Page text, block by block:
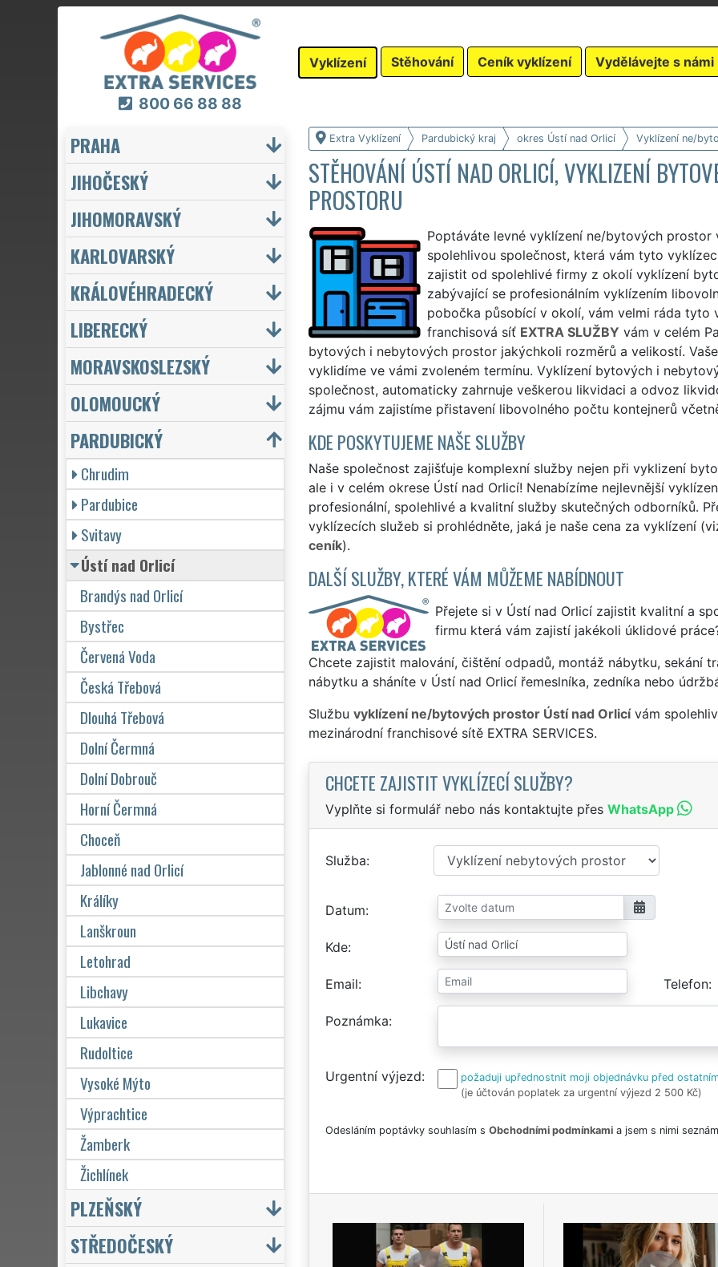
800 66 88 88
Vyklízení Stěhování Ceník vyklízení Vydělávejte s námi
Extra Vyklízení Pardubický kraj okres Ústí nad Orlicí Vyklízení ne/
STĚHOVÁNÍ ÚSTÍ NAD ORLICÍ, VYKLIZENÍ
PROSTORU
Poptáváte levné vyklízení ne/bytových
spolehlivou společnost, která vám tyto
zajistit od spolehlivé firmy z okolí vyklízení
zabývající se profesionálním vyklízením
pobočka působící v okolí, vám velmi ráda tyto
franchisová síť EXTRA SLUŽBY vám v celém
bytových i nebytových prostor jakýchkoli rozměrů a velikostí.
vyklidíme ve vámi zvoleném termínu. Vyklízení bytových i
společnost, automaticky zahrnuje veškerou likvidaci a odvoz
zájmu vám zajistíme přistavení libovolného počtu kontejnerů
KDE POSKYTUJEME NAŠE SLUŽBY
Naše společnost zajišťuje komplexní služby nejen při vyklizení
ale i v celém okrese Ústí nad Orlicí! Nenabízíme nejlevnější
profesionální, spolehlivé a kvalitní služby skutečných odborníků.
vyklízecích služeb si prohlédněte, jaká je naše cena za vyklízení
ceník).
DALŠÍ SLUŽBY, KTERÉ VÁM MŮŽEME NABÍDNOUT
Přejete si v Ústí nad Orlicí zajistit kvalitní a
firmu která vám zajistí jakékoli úklidové
Chcete zajistit malování, čištění odpadů, montáž nábytku, sekání
nábytku a sháníte v Ústí nad Orlicí řemeslníka, zedníka nebo
Službu vyklízení ne/bytových prostor Ústí nad Orlicívám
mezinárodní franchisové sítě EXTRA SERVICES.
CHCETE ZAJISTIT VYKLÍZECÍ SLUŽBY?
Vyplňte si formulář nebo nás kontaktujte přes WhatsApp
Služba
Datum
Kde
Email Telefon
Poznámka
Urgentní výjezd
požaduji upřednostnit moji objednávku před
(je účtován poplatek za urgentní výjezd 2 500 Kč)
Odesláním poptávky souhlasím s Obchodními podmínkamia jsem s nimi
PRAHA
JIHOČESKÝ
JIHOMORAVSKÝ
KARLOVARSKÝ
KRÁLOVÉHRADECKÝ
LIBERECKÝ
MORAVSKOSLEZSKÝ
OLOMOUCKÝ
PARDUBICKÝ
Chrudim
Pardubice
Svitavy
Ústí nad Orlicí
Brandýs nad Orlicí
Bystřec
Červená Voda
Česká Třebová
Dlouhá Třebová
Dolní Čermná
Dolní Dobrouč
Horní Čermná
Choceň
Jablonné nad Orlicí
Králíky
Lanškroun
Letohrad
Libchavy
Lukavice
Rudoltice
Vysoké Mýto
Výprachtice
Žamberk
Žichlínek
PLZEŇSKÝ
STŘEDOČESKÝ